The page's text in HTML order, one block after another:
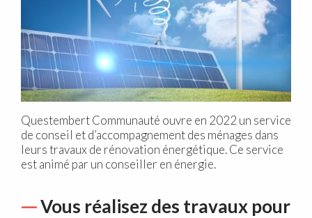
Questembert Communauté ouvre en 2022 un service
de conseil et d’accompagnement des ménages dans
leurs travaux de rénovation énergétique. Ce service
est animé par un conseiller en énergie.
Vous réalisez des travaux pour